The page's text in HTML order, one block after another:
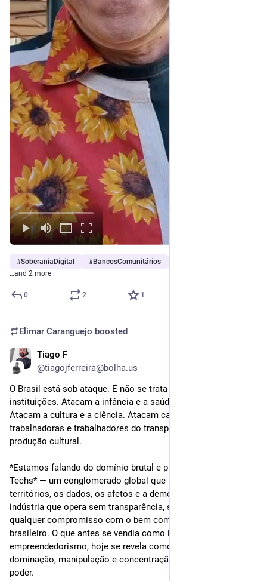
#SoberaniaDigital #BancosComunitários
…and 2 more
0 2 1
Elimar Caranguejo boosted
Tiago F
@tiagojferreira@bolha.us
O Brasil está sob ataque. E não se trata apenas de ataques às
instituições. Atacam a infância e a saúde mental coletiva.
Atacam a cultura e a ciência. Atacam camponeses,
trabalhadoras e trabalhadores do transporte, do cuidado e da
produção cultural.
*Estamos falando do domínio brutal e predatório das Big
Techs* — um conglomerado global que avança sobre os
territórios, os dados, os afetos e a democracia. Uma nova
indústria que opera sem transparência, sem regulação e sem
qualquer compromisso com o bem comum ou com o povo
brasileiro. O que antes se vendia como inovação e
empreendedorismo, hoje se revela como projeto de
dominação, manipulação e concentração de capital e de
poder.